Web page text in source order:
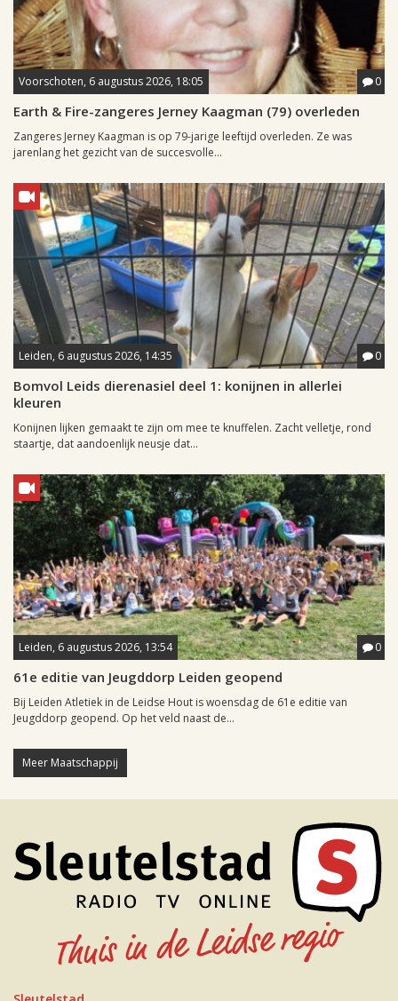
Voorschoten, 6 augustus 2026, 18:05 0
Earth & Fire-zangeres Jerney Kaagman (79) overleden
Zangeres Jerney Kaagman is op 79-jarige leeftijd overleden. Ze was
jarenlang het gezicht van de succesvolle...
Leiden, 6 augustus 2026, 14:35 0
Bomvol Leids dierenasiel deel 1: konijnen in allerlei
kleuren
Konijnen lijken gemaakt te zijn om mee te knuffelen. Zacht velletje, rond
staartje, dat aandoenlijk neusje dat...
Leiden, 6 augustus 2026, 13:54 0
61e editie van Jeugddorp Leiden geopend
Bij Leiden Atletiek in de Leidse Hout is woensdag de 61e editie van
Jeugddorp geopend. Op het veld naast de...
Meer Maatschappij